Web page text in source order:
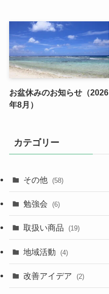
お盆休みのお知らせ（2026
年8月）
カテゴリー
その他 (58)
勉強会 (6)
取扱い商品 (19)
地域活動 (4)
改善アイデア (2)